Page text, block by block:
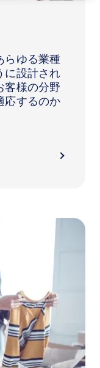
らゆる業種
に設計され
客様の分野
応するのか